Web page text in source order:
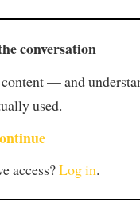
conversation
— and
used.
access?Log in.